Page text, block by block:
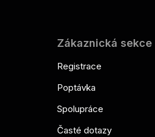
Zákaznická sekce
Registrace
Poptávka
Spolupráce
Časté dotazy